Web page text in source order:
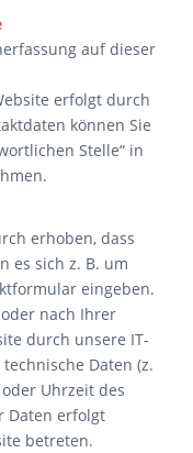
auf dieser
erfolgt durch
können Sie
Stelle“ in
erhoben, dass
es sich z. B. um
eingeben.
nach Ihrer
durch unsere IT-
Daten (z.
Uhrzeit des
Daten erfolgt
betreten.